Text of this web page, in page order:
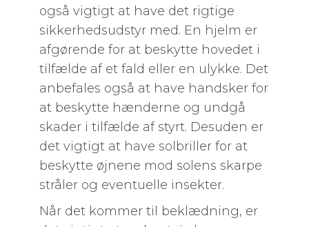
også vigtigt at have det rigtige
sikkerhedsudstyr med. En hjelm er
afgørende for at beskytte hovedet i
tilfælde af et fald eller en ulykke. Det
anbefales også at have handsker for
at beskytte hænderne og undgå
skader i tilfælde af styrt. Desuden er
det vigtigt at have solbriller for at
beskytte øjnene mod solens skarpe
stråler og eventuelle insekter.
Når det kommer til beklædning, er